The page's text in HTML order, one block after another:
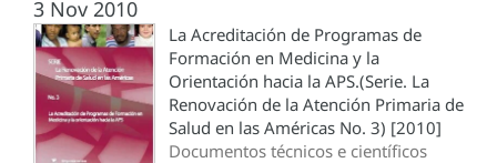
3 Nov 2010
La Acreditación de Programas de
Formación en Medicina y la
Orientación hacia la APS.(Serie. La
Renovación de la Atención Primaria de
Salud en las Américas No. 3) [2010]
Documentos técnicos e científicos